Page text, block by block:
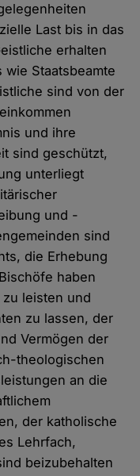
Last bis in das
erhalten
Staatsbeamte
sind von der
und ihre
sind geschützt,
unterliegt
und -
sind
die Erhebung
haben
leisten und
zu lassen, der
Vermögen der
theologischen
an die
der katholische
Lehrfach,
beizubehalten